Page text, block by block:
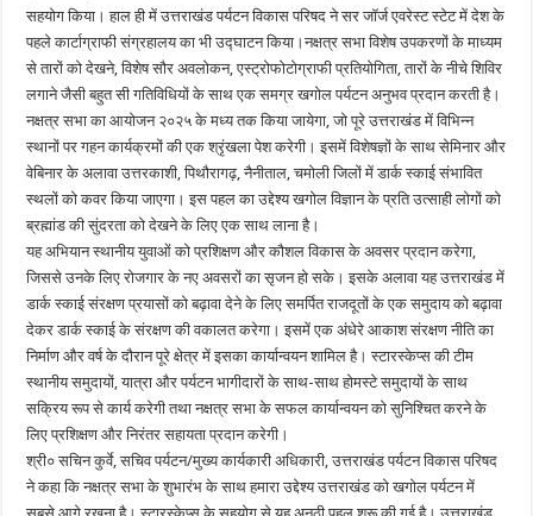
सहयोग किया। हाल ही में उत्तराखंड पर्यटन विकास परिषद ने सर जॉर्ज एवरेस्ट स्टेट में देश के
पहले कार्टाग्राफी संग्रहालय का भी उद्घाटन किया।नक्षत्र सभा विशेष उपकरणों के माध्यम
से तारों को देखने, विशेष सौर अवलोकन, एस्ट्रोफोटोग्राफी प्रतियोगिता, तारों के नीचे शिविर
लगाने जैसी बहुत सी गतिविधियों के साथ एक समग्र खगोल पर्यटन अनुभव प्रदान करती है।
नक्षत्र सभा का आयोजन २०२५ के मध्य तक किया जायेगा, जो पूरे उत्तराखंड में विभिन्न
स्थानों पर गहन कार्यक्रमों की एक श्रृंखला पेश करेगी। इसमें विशेषज्ञों के साथ सेमिनार और
वेबिनार के अलावा उत्तरकाशी, पिथौरागढ़, नैनीताल, चमोली जिलों में डार्क स्काई संभावित
स्थलों को कवर किया जाएगा। इस पहल का उद्देश्य खगोल विज्ञान के प्रति उत्साही लोगों को
ब्रह्मांड की सुंदरता को देखने के लिए एक साथ लाना है।
यह अभियान स्थानीय युवाओं को प्रशिक्षण और कौशल विकास के अवसर प्रदान करेगा,
जिससे उनके लिए रोजगार के नए अवसरों का सृजन हो सके। इसके अलावा यह उत्तराखंड में
डार्क स्काई संरक्षण प्रयासों को बढ़ावा देने के लिए समर्पित राजदूतों के एक समुदाय को बढ़ावा
देकर डार्क स्काई के संरक्षण की वकालत करेगा। इसमें एक अंधेरे आकाश संरक्षण नीति का
निर्माण और वर्ष के दौरान पूरे क्षेत्र में इसका कार्यान्वयन शामिल है। स्टारस्केप्स की टीम
स्थानीय समुदायों, यात्रा और पर्यटन भागीदारों के साथ-साथ होमस्टे समुदायों के साथ
सक्रिय रूप से कार्य करेगी तथा नक्षत्र सभा के सफल कार्यान्वयन को सुनिश्चित करने के
लिए प्रशिक्षण और निरंतर सहायता प्रदान करेगी।
श्री० सचिन कुर्वे, सचिव पर्यटन/मुख्य कार्यकारी अधिकारी, उत्तराखंड पर्यटन विकास परिषद
ने कहा कि नक्षत्र सभा के शुभारंभ के साथ हमारा उद्देश्य उत्तराखंड को खगोल पर्यटन में